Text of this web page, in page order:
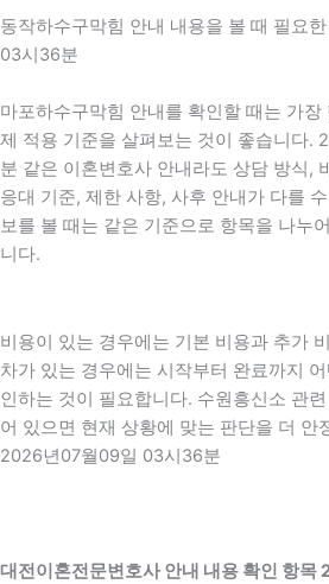
동작하수구막힘 안내 내용을 볼 때 필요
03시36분
마포하수구막힘 안내를 확인할 때는 가장
제 적용 기준을 살펴보는 것이 좋습니다.
분 같은 이혼변호사 안내라도 상담 방식,
응대 기준, 제한 사항, 사후 안내가 다를
보를 볼 때는 같은 기준으로 항목을 나누
니다.
비용이 있는 경우에는 기본 비용과 추가
차가 있는 경우에는 시작부터 완료까지
인하는 것이 필요합니다. 수원흥신소 관
어 있으면 현재 상황에 맞는 판단을 더 안
2026년07월09일 03시36분
대전이혼전문변호사 안내 내용 확인 항